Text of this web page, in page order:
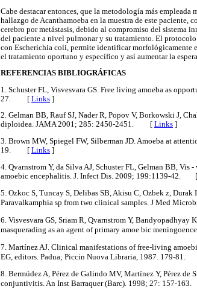
Cabe destacar entonces, que la metodología más
hallazgo de Acanthamoeba en la muestra de este paciente,
cerebro por metástasis, debido al compromiso del sistema
del paciente a nivel pulmonar y su tratamiento. El
con Escherichia coli, permite identificar morfológicamente
el tratamiento oportuno y específico y así aumentar la
REFERENCIAS BIBLIOGRÁFICAS
1. Schuster FL, Visvesvara GS. Free living amoeba as
27. [ Links ]
2. Gelman BB, Rauf SJ, Nader R, Popov V, Borkowski J,
diploidea. JAMA 2001; 285: 2450-2451. [ Links ]
3. Brown MW, Spiegel FW, Silberman JD. Amoeba at
19. [ Links ]
4. Qvarnstrom Y, da Silva AJ, Schuster FL, Gelman BB,
amoebic encephalitis. J. Infect Dis. 2009; 199:1139-42. [
5. Ozkoc S, Tuncay S, Delibas SB, Akisu C, Ozbek z,
Paravalkamphia sp from two clinical samples. J Med
6. Visvesvara GS, Sriam R, Qvarnstrom Y, Bandyopadhyay
masquerading as an agent of primary amoe bic
7. Martínez AJ. Clinical manifestations of free-living
EG, editors. Padua; Piccin Nuova Libraria, 1987. 179-81.
8. Bermúdez A, Pérez de Galindo MV, Martínez Y, Pérez
conjuntivitis. An Inst Barraquer (Barc). 1998; 27: 157-163.